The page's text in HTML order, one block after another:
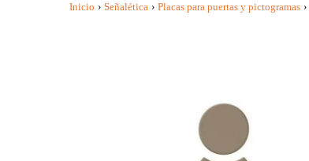
Inicio › Señalética › Placas para puertas y pictogramas ›